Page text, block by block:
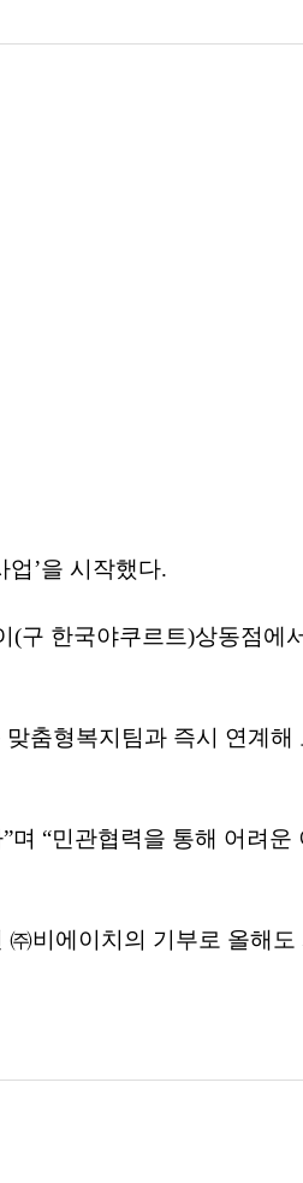
’을 시작했다.
(구 한국야쿠르트)상동점에
춤형복지팀과 즉시 연계해
“민관협력을 통해 어려운
㈜비에이치의 기부로 올해